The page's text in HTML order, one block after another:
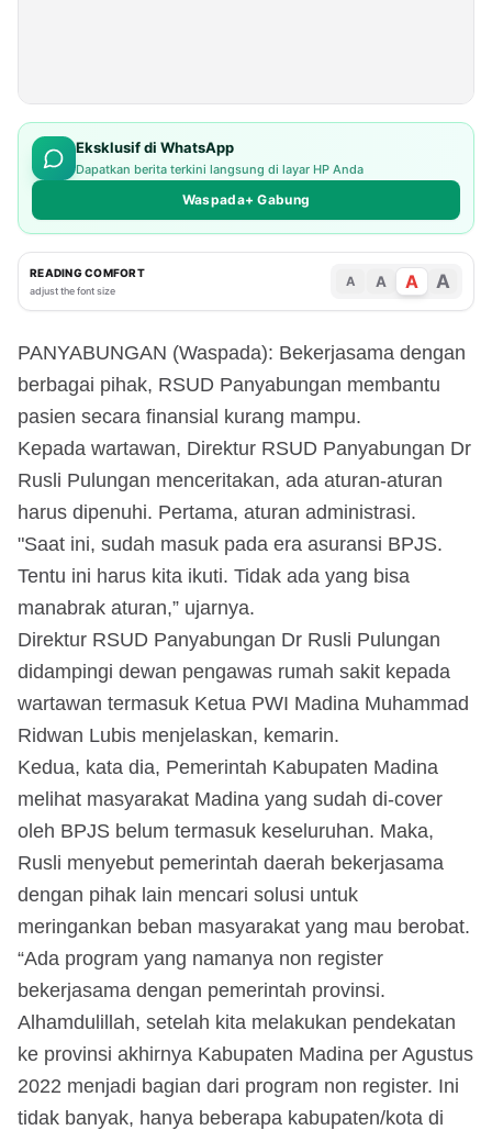
Eksklusif di WhatsApp
Dapatkan berita terkini langsung di layar HP Anda
Waspada+ Gabung
READING COMFORT
adjust the font size
A A A A
PANYABUNGAN (Waspada): Bekerjasama dengan
berbagai pihak, RSUD Panyabungan membantu
pasien secara finansial kurang mampu.
Kepada wartawan, Direktur RSUD Panyabungan Dr
Rusli Pulungan menceritakan, ada aturan-aturan
harus dipenuhi. Pertama, aturan administrasi.
"Saat ini, sudah masuk pada era asuransi BPJS.
Tentu ini harus kita ikuti. Tidak ada yang bisa
manabrak aturan,” ujarnya.
Direktur RSUD Panyabungan Dr Rusli Pulungan
didampingi dewan pengawas rumah sakit kepada
wartawan termasuk Ketua PWI Madina Muhammad
Ridwan Lubis menjelaskan, kemarin.
Kedua, kata dia, Pemerintah Kabupaten Madina
melihat masyarakat Madina yang sudah di-cover
oleh BPJS belum termasuk keseluruhan. Maka,
Rusli menyebut pemerintah daerah bekerjasama
dengan pihak lain mencari solusi untuk
meringankan beban masyarakat yang mau berobat.
“Ada program yang namanya non register
bekerjasama dengan pemerintah provinsi.
Alhamdulillah, setelah kita melakukan pendekatan
ke provinsi akhirnya Kabupaten Madina per Agustus
2022 menjadi bagian dari program non register. Ini
tidak banyak, hanya beberapa kabupaten/kota di